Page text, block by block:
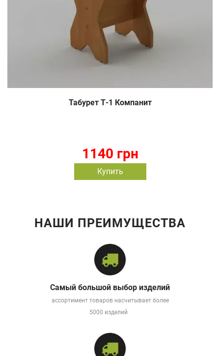
Табурет Т-1 Компанит
1140 грн
Купить
НАШИ ПРЕИМУЩЕСТВА
Самый большой выбор изделий
ассортимент товаров насчитывает более
5000 изделий